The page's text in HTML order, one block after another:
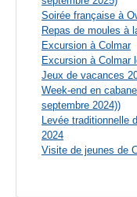
Soirée française à
Repas de moules à
Excursion à Colmar
Excursion à Colmar
Jeux de vacances
Week-end en
septembre 2024))
Levée traditionnelle
2024
Visite de jeunes de